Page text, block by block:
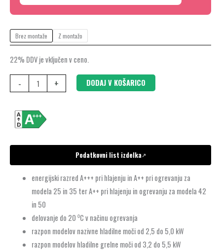
Brez montaže Z montažo
22% DDV je vključen v ceno.
- + DODAJ V KOŠARICO
Podatkovni list izdelka↗
energijski razred A+++ pri hlajenju in A++ pri ogrevanju za
modela 25 in 35 ter A++ pri hlajenju in ogrevanju za modela 42
in 50
delovanje do 20 ⁰C v načinu ogrevanja
razpon modelov nazivne hladilne moči od 2,5 do 5,0 kW
razpon modelov hladilne grelne moči od 3,2 do 5,5 kW